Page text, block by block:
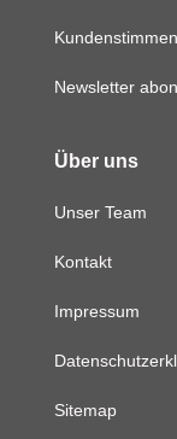
Kundenstimmen
Newsletter
Über uns
Unser Team
Kontakt
Impressum
Sitemap